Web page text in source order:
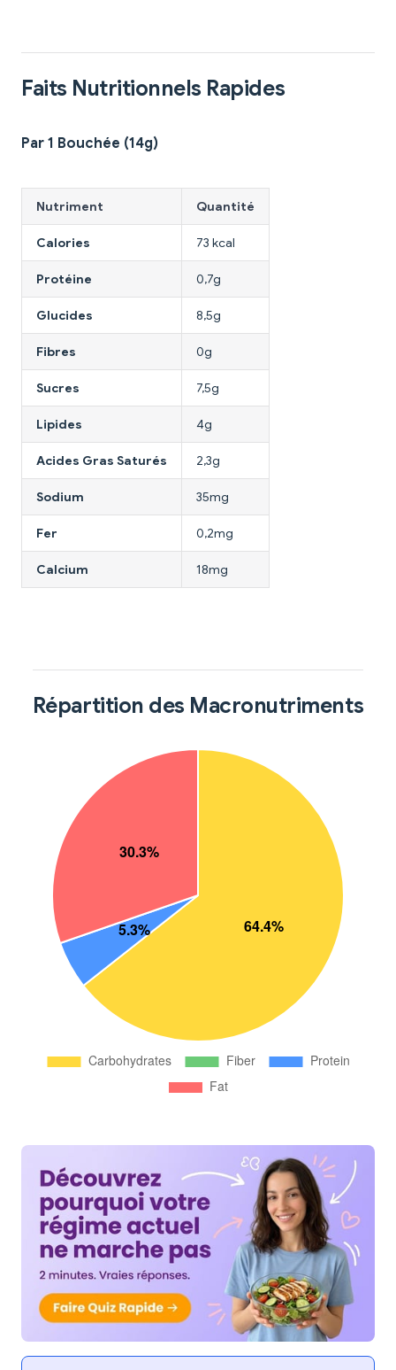
Faits Nutritionnels Rapides
Par 1 Bouchée (14g)
Nutriment Quantité
Calories 73 kcal
Protéine 0,7g
Glucides 8,5g
Fibres 0g
Sucres 7,5g
Lipides 4g
Acides Gras Saturés 2,3g
Sodium 35mg
Fer 0,2mg
Calcium 18mg
Répartition des Macronutriments